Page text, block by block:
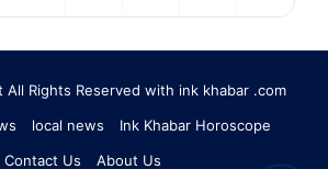
Rights Reserved with ink khabar .com
local news
Ink Khabar Horoscope
Contact Us
About Us